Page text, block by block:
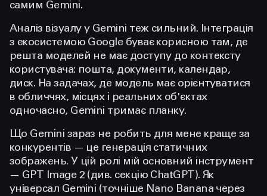
самим Gemini.
Аналіз візуалу у Gemini теж сильний. Інтеграція
з екосистемою Google буває корисною там, де
решта моделей не має доступу до контексту
користувача: пошта, документи, календар,
диск. На задачах, де модель має орієнтуватися
в обличчях, місцях і реальних об'єктах
одночасно, Gemini тримає планку.
Що Gemini зараз не робить для мене краще за
конкурентів — це генерація статичних
зображень. У цій ролі мій основний інструмент
— GPT Image 2 (див. секцію ChatGPT). Як
універсал Gemini (точніше Nano Banana через